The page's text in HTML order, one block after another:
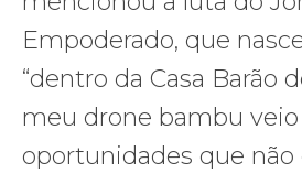
Empoderado, que
“dentro da Casa Barão
meu drone bambu
oportunidades que não